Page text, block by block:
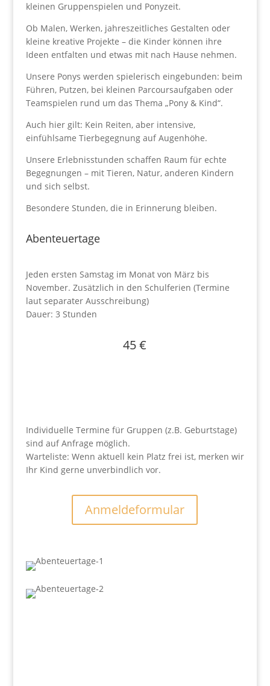
kleinen Gruppenspielen und Ponyzeit.
Ob Malen, Werken, jahreszeitliches Gestalten oder
kleine kreative Projekte – die Kinder können ihre
Ideen entfalten und etwas mit nach Hause nehmen.
Unsere Ponys werden spielerisch eingebunden: beim
Führen, Putzen, bei kleinen Parcoursaufgaben oder
Teamspielen rund um das Thema „Pony & Kind“.
Auch hier gilt: Kein Reiten, aber intensive,
einfühlsame Tierbegegnung auf Augenhöhe.
Unsere Erlebnisstunden schaffen Raum für echte
Begegnungen – mit Tieren, Natur, anderen Kindern
und sich selbst.
Besondere Stunden, die in Erinnerung bleiben.
Abenteuertage
Jeden ersten Samstag im Monat von März bis
November. Zusätzlich in den Schulferien (Termine
laut separater Ausschreibung)
Dauer: 3 Stunden
45 €
Individuelle Termine für Gruppen (z.B. Geburtstage)
sind auf Anfrage möglich.
Warteliste: Wenn aktuell kein Platz frei ist, merken wir
Ihr Kind gerne unverbindlich vor.
Anmeldeformular